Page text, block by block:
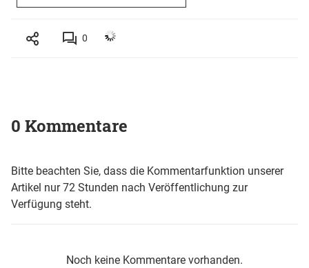
0
0 Kommentare
Bitte beachten Sie, dass die Kommentarfunktion unserer
Artikel nur 72 Stunden nach Veröffentlichung zur
Verfügung steht.
Noch keine Kommentare vorhanden.